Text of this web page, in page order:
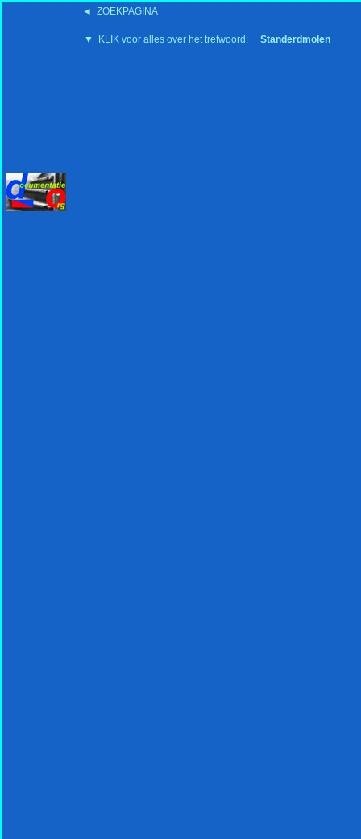
◄ ZOEKPAGINA
▼ KLIK voor alles over het trefwoord: Standerdmolen
'15:19 19-2-2008